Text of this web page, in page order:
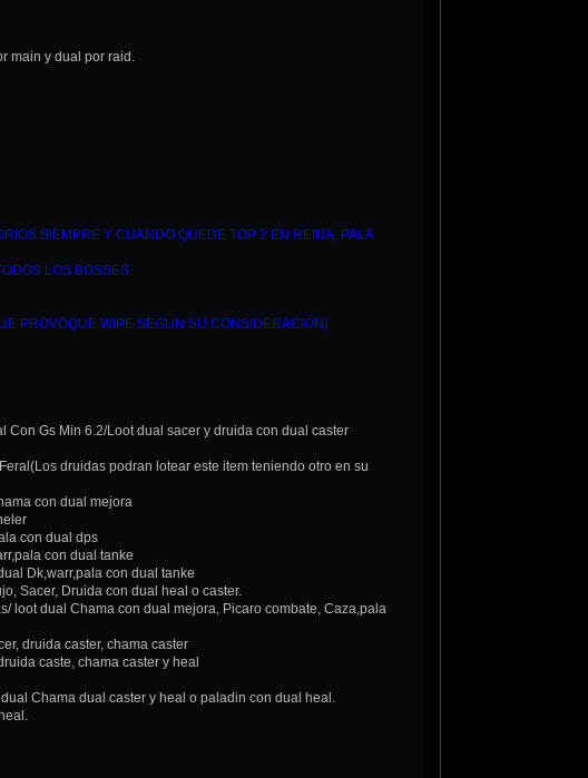
main y dual por raid.
SIEMPRE Y CUANDO QUEDE TOP 2 EN REINA, PALA
LOS BOSSES.
PROVOQUE WIPE SEGUN SU CONSIDERACIÓN)
Con Gs Min 6.2/Loot dual sacer y druida con dual caster
druidas podran lotear este item teniendo otro en su
con dual mejora
con dual dps
con dual tanke
Dk,warr,pala con dual tanke
Sacer, Druida con dual heal o caster.
loot dual Chama con dual mejora, Picaro combate, Caza,pala
druida caster, chama caster
caste, chama caster y heal
Chama dual caster y heal o paladin con dual heal.